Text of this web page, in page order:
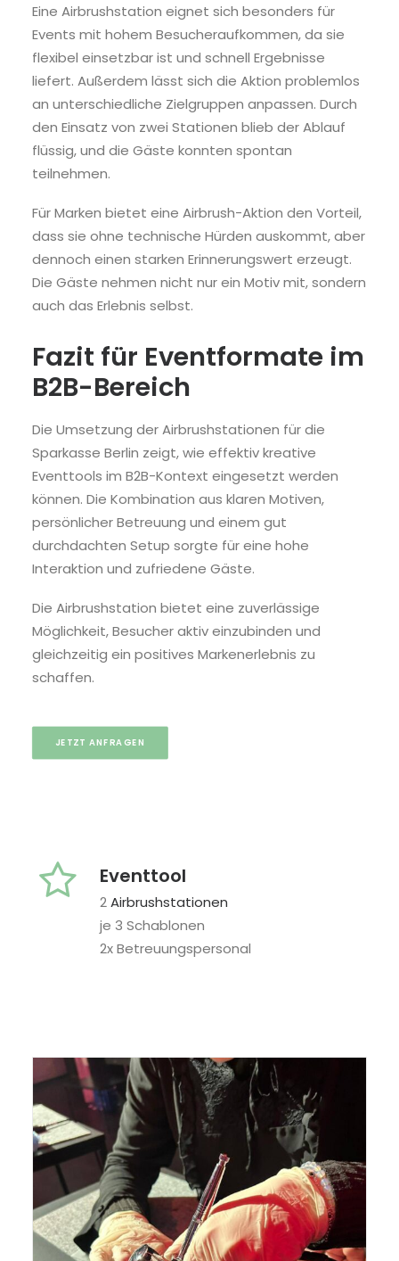
Eine Airbrushstation eignet sich besonders für
Events mit hohem Besucheraufkommen, da sie
flexibel einsetzbar ist und schnell Ergebnisse
liefert. Außerdem lässt sich die Aktion problemlos
an unterschiedliche Zielgruppen anpassen. Durch
den Einsatz von zwei Stationen blieb der Ablauf
flüssig, und die Gäste konnten spontan
teilnehmen.
Für Marken bietet eine Airbrush-Aktion den Vorteil,
dass sie ohne technische Hürden auskommt, aber
dennoch einen starken Erinnerungswert erzeugt.
Die Gäste nehmen nicht nur ein Motiv mit, sondern
auch das Erlebnis selbst.
Fazit für Eventformate im
B2B-Bereich
Die Umsetzung der Airbrushstationen für die
Sparkasse Berlin zeigt, wie effektiv kreative
Eventtools im B2B-Kontext eingesetzt werden
können. Die Kombination aus klaren Motiven,
persönlicher Betreuung und einem gut
durchdachten Setup sorgte für eine hohe
Interaktion und zufriedene Gäste.
Die Airbrushstation bietet eine zuverlässige
Möglichkeit, Besucher aktiv einzubinden und
gleichzeitig ein positives Markenerlebnis zu
schaffen.
JETZT ANFRAGEN
Eventtool
2Airbrushstationen
je 3 Schablonen
2x Betreuungspersonal